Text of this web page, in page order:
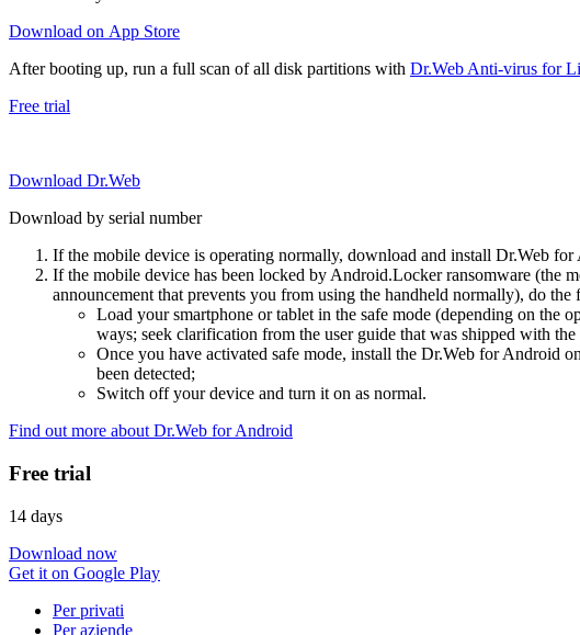
Download on App Store
After booting up, run a full scan of all disk partitions with Dr.Web Anti-virus for
Free trial
Download Dr.Web
Download by serial number
If the mobile device is operating normally, download and install Dr.Web
If the mobile device has been locked by Android.Locker ransomware (the
announcement that prevents you from using the handheld normally), do
Load your smartphone or tablet in the safe mode (depending on the
ways; seek clarification from the user guide that was shipped with
Once you have activated safe mode, install the Dr.Web for Android
been detected;
Switch off your device and turn it on as normal.
Find out more about Dr.Web for Android
Free trial
14 days
Download now
Get it on Google Play
Per privati
Per aziende